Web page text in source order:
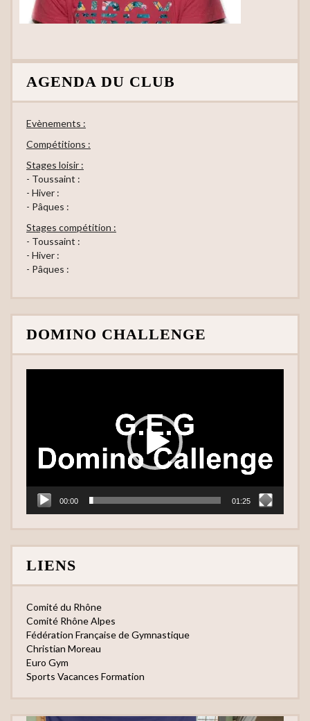
AGENDA DU CLUB
Evènements :
Compétitions :
Stages loisir :
- Toussaint :
- Hiver :
- Pâques :
Stages compétition :
- Toussaint :
- Hiver :
- Pâques :
DOMINO CHALLENGE
00:00 01:25
LIENS
Comité du Rhône
Comité Rhône Alpes
Fédération Française de Gymnastique
Christian Moreau
Euro Gym
Sports Vacances Formation